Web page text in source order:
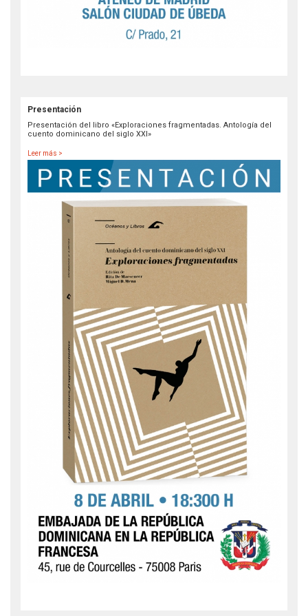
Presentación
Presentación del libro «Exploraciones fragmentadas. Antología del
cuento dominicano del siglo XXI»
Leer más >